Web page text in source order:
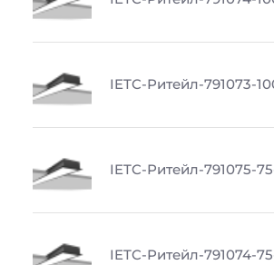
IETC-Ритейл-791073-
IETC-Ритейл-791075-
IETC-Ритейл-791074-